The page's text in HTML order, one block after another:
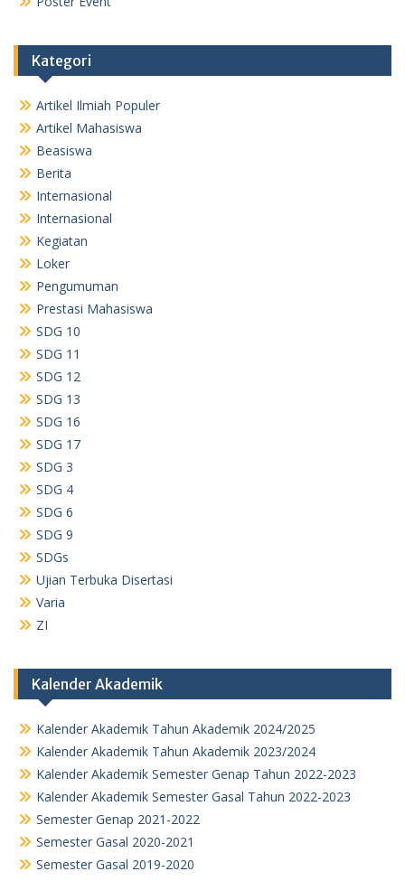
Kategori
Artikel Ilmiah Populer
Artikel Mahasiswa
Beasiswa
Berita
Internasional
Internasional
Kegiatan
Loker
Pengumuman
Prestasi Mahasiswa
SDG 10
SDG 11
SDG 12
SDG 13
SDG 16
SDG 17
SDG 3
SDG 4
SDG 6
SDG 9
SDGs
Ujian Terbuka Disertasi
Varia
ZI
Kalender Akademik
Kalender Akademik Tahun Akademik 2024/2025
Kalender Akademik Tahun Akademik 2023/2024
Kalender Akademik Semester Genap Tahun 2022-2023
Kalender Akademik Semester Gasal Tahun 2022-2023
Semester Genap 2021-2022
Semester Gasal 2020-2021
Semester Gasal 2019-2020